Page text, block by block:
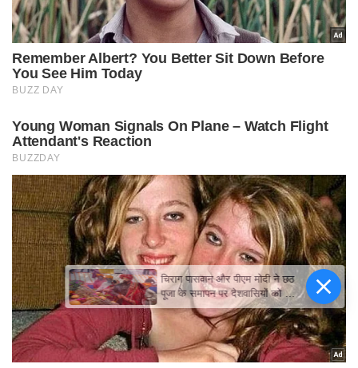
चिराग पासवान और पीएम मोदी ने छठ
पूजा के समापन पर देशवासियों को दी
शुभकामनाएं, छठी मैया से देश की
समृद्धि की कामना की